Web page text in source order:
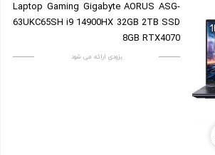
Laptop Gaming Gigabyte AORUS ASG-
63UKC65SH i9 14900HX 32GB 2TB SSD
8GB RTX4070
بزودی ارائه می شود